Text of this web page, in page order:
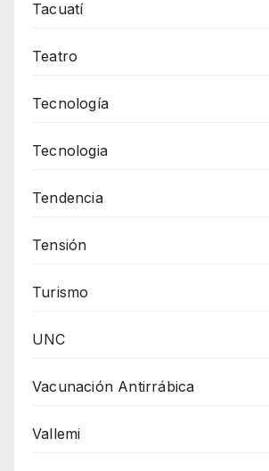
Tacuatí
Teatro
Tecnología
Tecnologia
Tendencia
Tensión
Turismo
UNC
Vacunación Antirrábica
Vallemi